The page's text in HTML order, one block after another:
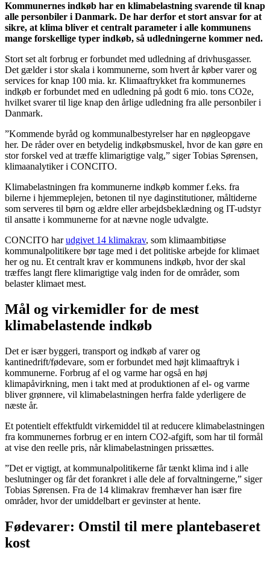
Kommunernes indkøb har en klimabelastning svarende til knap
alle personbiler i Danmark. De har derfor et stort ansvar for at
sikre, at klima bliver et centralt parameter i alle kommunens
mange forskellige typer indkøb, så udledningerne kommer ned.
Stort set alt forbrug er forbundet med udledning af drivhusgasser.
Det gælder i stor skala i kommunerne, som hvert år køber varer og
services for knap 100 mia. kr. Klimaaftrykket fra kommunernes
indkøb er forbundet med en udledning på godt 6 mio. tons CO2e,
hvilket svarer til lige knap den årlige udledning fra alle personbiler i
Danmark.
”Kommende byråd og kommunalbestyrelser har en nøgleopgave
her. De råder over en betydelig indkøbsmuskel, hvor de kan gøre en
stor forskel ved at træffe klimarigtige valg,” siger Tobias Sørensen,
klimaanalytiker i CONCITO.
Klimabelastningen fra kommunerne indkøb kommer f.eks. fra
bilerne i hjemmeplejen, betonen til nye daginstitutioner, måltiderne
som serveres til børn og ældre eller arbejdsbeklædning og IT-udstyr
til ansatte i kommunerne for at nævne nogle udvalgte.
CONCITO harudgivet 14 klimakrav, som klimaambitiøse
kommunalpolitikere bør tage med i det politiske arbejde for klimaet
her og nu. Et centralt krav er kommunens indkøb, hvor der skal
træffes langt flere klimarigtige valg inden for de områder, som
belaster klimaet mest.
Mål og virkemidler for de mest
klimabelastende indkøb
Det er især byggeri, transport og indkøb af varer og
kantinedrift/fødevare, som er forbundet med højt klimaaftryk i
kommunerne. Forbrug af el og varme har også en høj
klimapåvirkning, men i takt med at produktionen af el- og varme
bliver grønnere, vil klimabelastningen herfra falde yderligere de
næste år.
Et potentielt effektfuldt virkemiddel til at reducere klimabelastningen
fra kommunernes forbrug er en intern CO2-afgift, som har til formål
at vise den reelle pris, når klimabelastningen prissættes.
”Det er vigtigt, at kommunalpolitikerne får tænkt klima ind i alle
beslutninger og får det forankret i alle dele af forvaltningerne,” siger
Tobias Sørensen. Fra de 14 klimakrav fremhæver han især fire
områder, hvor der umiddelbart er gevinster at hente.
Fødevarer: Omstil til mere plantebaseret
kost